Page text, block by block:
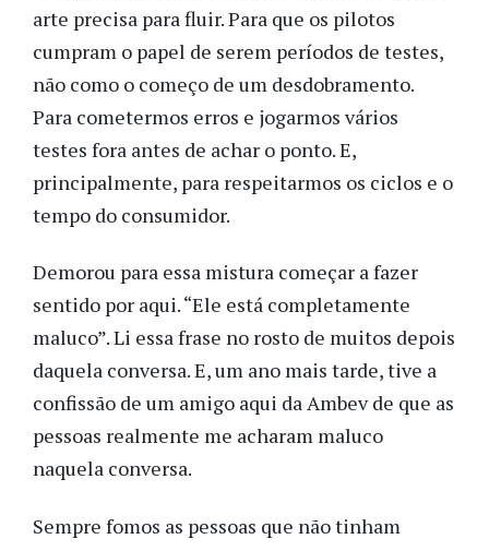
arte precisa para fluir. Para que os pilotos
cumpram o papel de serem períodos de testes,
não como o começo de um desdobramento.
Para cometermos erros e jogarmos vários
testes fora antes de achar o ponto. E,
principalmente, para respeitarmos os ciclos e o
tempo do consumidor.
Demorou para essa mistura começar a fazer
sentido por aqui. “Ele está completamente
maluco”. Li essa frase no rosto de muitos depois
daquela conversa. E, um ano mais tarde, tive a
confissão de um amigo aqui da Ambev de que as
pessoas realmente me acharam maluco
naquela conversa.
Sempre fomos as pessoas que não tinham